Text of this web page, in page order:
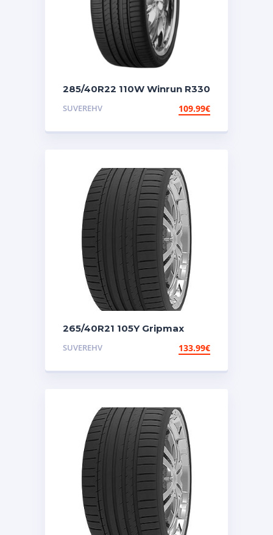
285/40R22 110W Winrun R330
SUVEREHV 109.99€
265/40R21 105Y Gripmax
SUVEREHV 133.99€